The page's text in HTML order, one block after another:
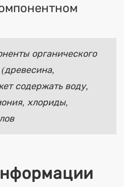
органического
содержать воду,
хлориды,